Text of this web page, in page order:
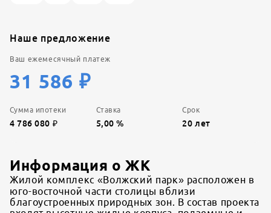
Наше предложение
Ваш ежемесячный платеж
31 586 ₽
Сумма ипотеки
4 786 080 ₽
Ставка
5,00 %
Срок
20 лет
Информация о ЖК
Жилой комплекс «Волжский парк» расположен в
юго-восточной части столицы вблизи
благоустроенных природных зон. В состав проекта